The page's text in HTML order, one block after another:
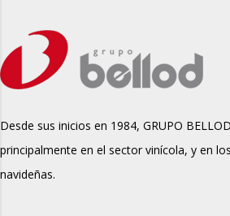
Desde sus inicios en 1984, GRUPO
principalmente en el sector vinícola, y en
navideñas.